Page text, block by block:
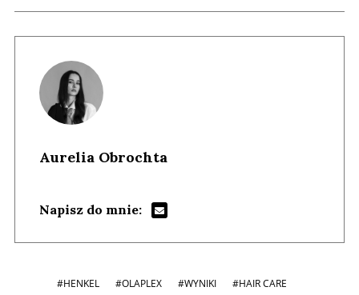
Aurelia Obrochta
Napisz do mnie:
#HENKEL #OLAPLEX #WYNIKI #HAIR CARE